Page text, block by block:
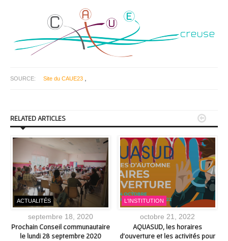
SOURCE: Site du CAUE23 ,
RELATED ARTICLES
ACTUALITÉS
septembre 18, 2020
Prochain Conseil communautaire
le lundi 28 septembre 2020
L'INSTITUTION
octobre 21, 2022
AQUASUD, les horaires
d’ouverture et les activités pour
